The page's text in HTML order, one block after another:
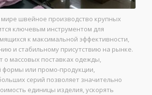
швейное производство крупных
ключевым инструментом для
к максимальной эффективности,
и стабильному присутствию на рынке.
о массовых поставках одежды,
формы или промо-продукции,
серий позволяет значительно
единицы изделия, ускорять